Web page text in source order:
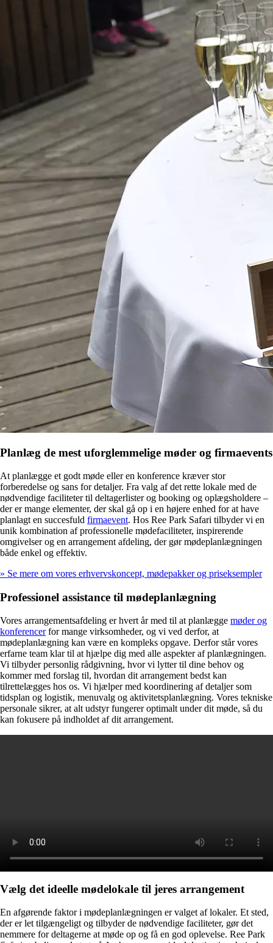
Planlæg de mest uforglemmelige møder og firmaevents
At planlægge et godt møde eller en konference kræver stor
forberedelse og sans for detaljer. Fra valg af det rette lokale med de
nødvendige faciliteter til deltagerlister og booking og oplægsholdere –
der er mange elementer, der skal gå op i en højere enhed for at have
planlagt en succesfuld firmaevent. Hos Ree Park Safari tilbyder vi en
unik kombination af professionelle mødefaciliteter, inspirerende
omgivelser og en arrangement afdeling, der gør mødeplanlægningen
både enkel og effektiv.
» Se mere om vores erhvervskoncept, mødepakker og priseksempler
Professionel assistance til mødeplanlægning
Vores arrangementsafdeling er hvert år med til at planlægge møder og
konferencerfor mange virksomheder, og vi ved derfor, at
mødeplanlægning kan være en kompleks opgave. Derfor står vores
erfarne team klar til at hjælpe dig med alle aspekter af planlægningen.
Vi tilbyder personlig rådgivning, hvor vi lytter til dine behov og
kommer med forslag til, hvordan dit arrangement bedst kan
tilrettelægges hos os. Vi hjælper med koordinering af detaljer som
tidsplan og logistik, menuvalg og aktivitetsplanlægning. Vores tekniske
personale sikrer, at alt udstyr fungerer optimalt under dit møde, så du
kan fokusere på indholdet af dit arrangement.
Vælg det ideelle mødelokale til jeres arrangement
En afgørende faktor i mødeplanlægningen er valget af lokaler. Et sted,
der er let tilgængeligt og tilbyder de nødvendige faciliteter, gør det
nemmere for deltagerne at møde op og få en god oplevelse. Ree Park